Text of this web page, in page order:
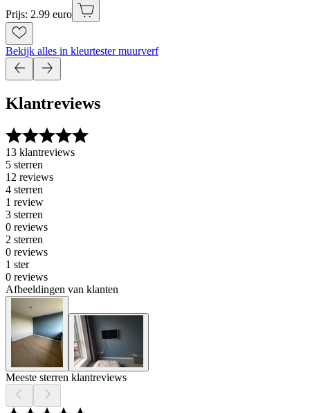
Prijs: 2.99 euro
Bekijk alles in kleurtester muurverf
Klantreviews
13 klantreviews
5 sterren
12 reviews
4 sterren
1 review
3 sterren
0 reviews
2 sterren
0 reviews
1 ster
0 reviews
Afbeeldingen van klanten
Meeste sterren klantreviews